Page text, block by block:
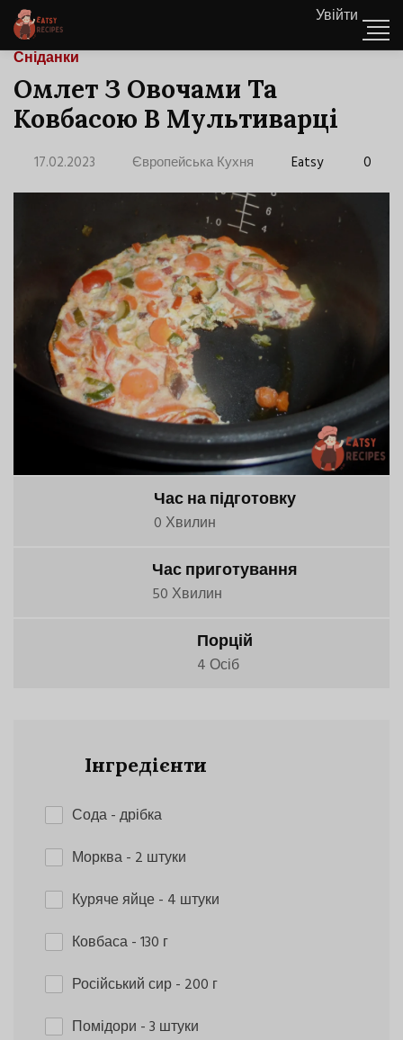
Увійти
Сніданки
Омлет З Овочами Та
Ковбасою В Мультиварці
17.02.2023 Європейська Кухня Eatsy 0
Час на підготовку
0 Хвилин
Час приготування
50 Хвилин
Порцій
4 Осіб
Інгредієнти
Сода- дрібка
Морква- 2 штуки
Куряче яйце- 4 штуки
Ковбаса- 130 г
Російський сир- 200 г
Помідори - 3 штуки